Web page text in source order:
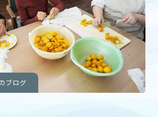
ブログ